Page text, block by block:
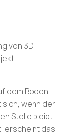
von 3D-
dem Boden,
sich, wenn der
Stelle bleibt.
erscheint das